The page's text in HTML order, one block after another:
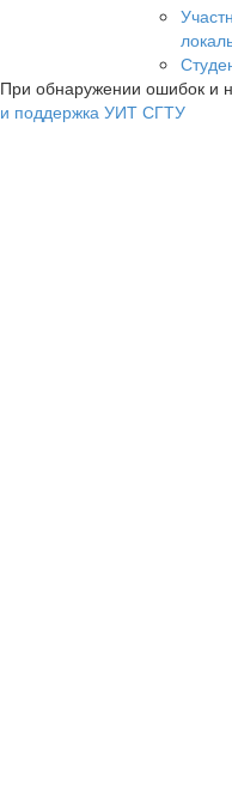
При обнаружении ошибок и
и поддержка УИТ СГТУ